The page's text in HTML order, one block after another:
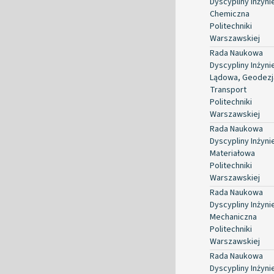
Chemiczna
Politechniki
Warszawskiej
Rada Naukowa
Dyscypliny
Lądowa,
Transport
Politechniki
Warszawskiej
Rada Naukowa
Dyscypliny
Materiałowa
Politechniki
Warszawskiej
Rada Naukowa
Dyscypliny
Mechaniczna
Politechniki
Warszawskiej
Rada Naukowa
Dyscypliny